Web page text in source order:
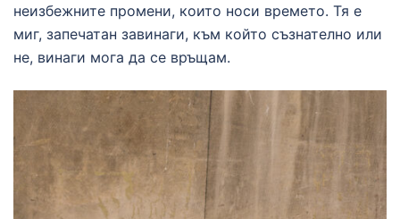
неизбежните промени, които носи времето. Тя е
миг, запечатан завинаги, към който съзнателно или
не, винаги мога да се връщам.